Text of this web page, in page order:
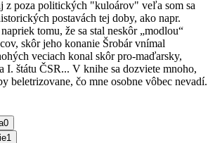
z poza politických "kuloárov" veľa som sa
postavách tej doby, ako napr.
tomu, že sa stal neskôr „modlou“
skôr jeho konanie Šrobár vnímal
veciach konal skôr pro-maďarsky,
I. štátu ČSR... V knihe sa dozviete mnoho,
beletrizovane, čo mne osobne vôbec nevadí.
0
1